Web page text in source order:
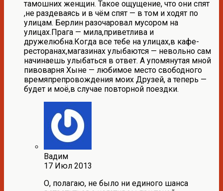
тамошних женщин. Такое ощущение, что они спят
,не раздеваясь и в чём спят — в том и ходят по
улицам. Берлин разочаровал мусором на
улицах.Прага — мила,приветлива и
дружелюбна.Когда все тебе на улицах,в кафе-
ресторанах,магазинах улыбаются — невольно сам
начинаешь улыбаться в ответ. А упомянутая мной
пивоварня Хыне — любимое место свободного
времяпрепровождения моих Друзей, а теперь —
будет и моё,в случае повторной поездки.
Вадим
17 Июл 2013
О, полагаю, не было ни единого шанса